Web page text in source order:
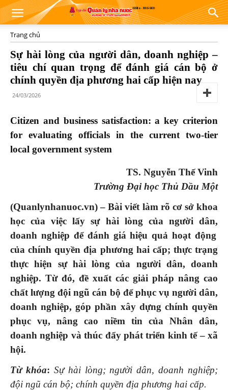
Trang chủ
Sự hài lòng của người dân, doanh nghiệp –
tiêu chí quan trọng để đánh giá cán bộ ở
chính quyền địa phương hai cấp hiện nay
24/03/2026
Citizen and business satisfaction:a keycriterion
for evaluating officials in the current two-tier
local government system
TS. Nguyễn Thế Vinh
Trường Đại học Thủ Dầu Một
(Quanlynhanuoc.vn) – Bài viết làm rõ cơsở khoa
học của việc lấy sự hài lòng của người dân,
doanh nghiệp để đánh giá hiệu quả hoạt động
của chính quyền địa phương hai cấp; thực trạng
thực hiện sự hài lòng của người dân, doanh
nghiệp. Từ đó, đề xuất các giải pháp nâng cao
chất lượng đội ngũ cán bộ để phục vụ người dân,
doanh nghiệp, góp phần xây dựng chính quyền
phục vụ, nâng cao niềm tin của Nhân dân,
doanh nghiệp và thúc đẩy phát triển kinh tế – xã
hội.
Từ khóa: Sự hài lòng; người dân, doanh nghiệp;
đội ngũ cán bộ; chính quyền địa phương hai cấp.